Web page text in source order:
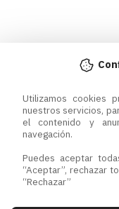
Utilizamos cookies
nuestros servicios,
el contenido y
navegación.
Puedes aceptar
“Aceptar”, rechazar
“Rechazar”